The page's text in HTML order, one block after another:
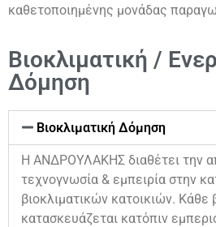
καθετοποιημένης μονάδας
Βιοκλιματική /
Δόμηση
Βιοκλιματική Δόμηση
Η ΑΝΔΡΟΥΛΑΚΗΣ διαθέτει την
τεχνογνωσία & εμπειρία στην
βιοκλιματικών κατοικιών. Κάθε
κατασκευάζεται κατόπιν